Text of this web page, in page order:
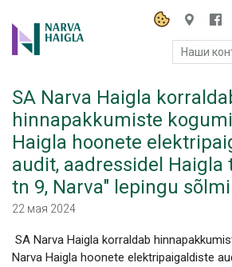
Наши
О БОЛЬНИЦЕ
ПАЦИЕНТАМ И ПОСЕТИТЕЛЯМ
ПАРТНЕРУ ПО СОТРУДНИЧЕСТВУ
SA Narva Haigla
hinnapakkumiste
Haigla hoonete
audit, aadressidel Haigla
tn 9, Narva" lepingu
22 мая 2024
SA Narva Haigla korraldab
Narva Haigla hoonete elektripaigaldiste